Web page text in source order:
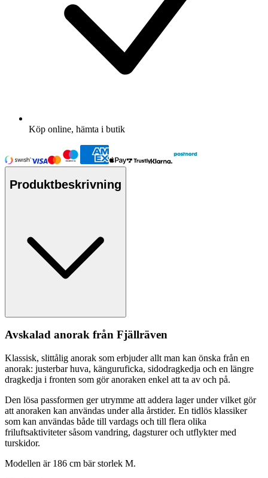
Köp online, hämta i butik
Produktbeskrivning
Avskalad anorak från Fjällräven
Klassisk, slittålig anorak som erbjuder allt man kan önska från en
anorak: justerbar huva, känguruficka, sidodragkedja och en längre
dragkedja i fronten som gör anoraken enkel att ta av och på.
Den lösa passformen ger utrymme att addera lager under vilket gör
att anoraken kan användas under alla årstider. En tidlös klassiker
som kan användas både till vardags och till flera olika
friluftsaktiviteter såsom vandring, dagsturer och utflykter med
turskidor.
Modellen är 186 cm bär storlek M.